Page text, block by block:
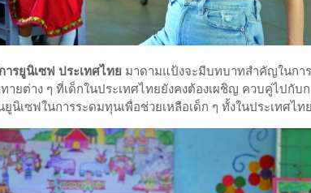
รยูนิเซฟ ประเทศไทย มาดามแป้งจะมีบทบาทสำคัญในกา
ายต่าง ๆ ที่เด็กในประเทศไทยยังคงต้องเผชิญ ควบคู่ไปกับ
นิเซฟในการระดมทุนเพื่อช่วยเหลือเด็ก ๆ ทั้งในประเทศไท